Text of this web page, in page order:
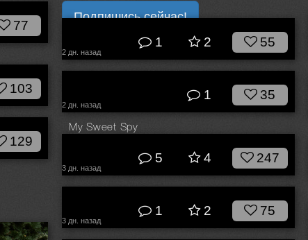
Подпишись сейчас!
77
2 дн. назад
1 2 55
103
2 дн. назад
1 35
My Sweet Spy
129
3 дн. назад
5 4 247
3 дн. назад
1 2 75